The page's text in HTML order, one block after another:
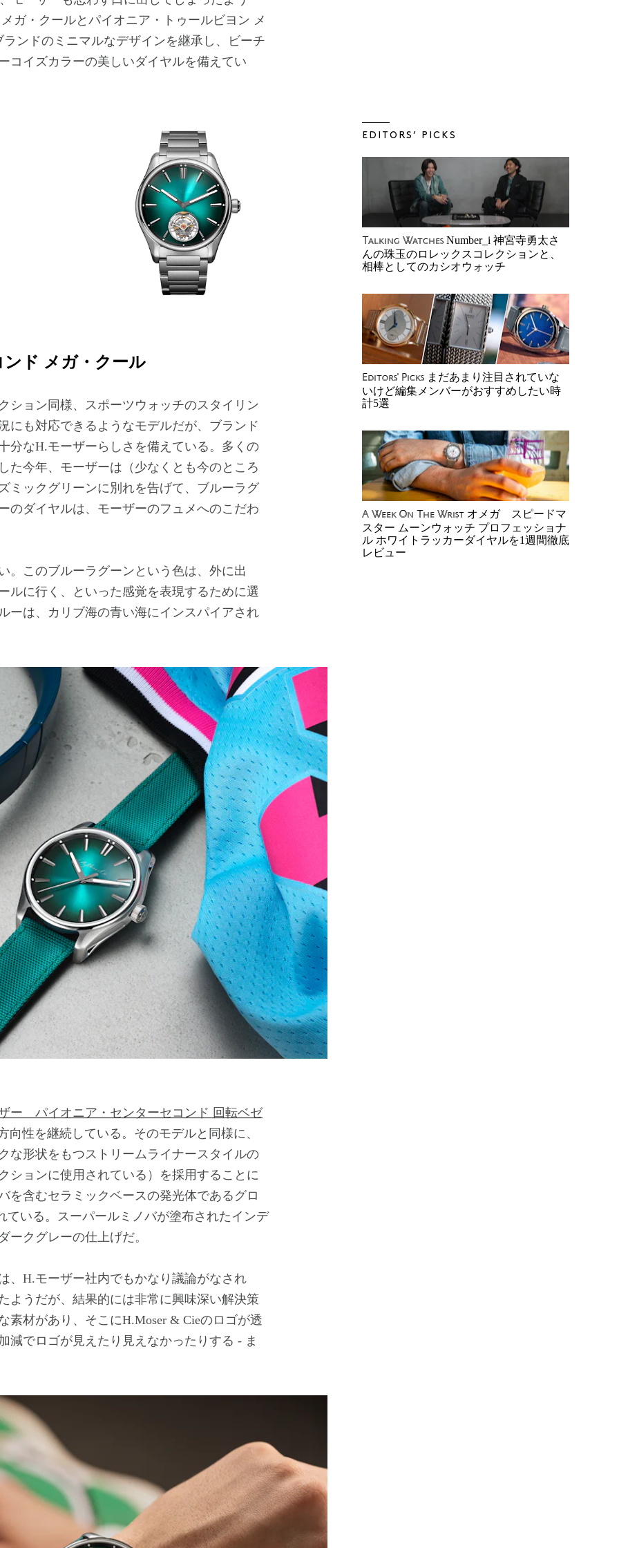
EDITORS’ PICKS
Talking Watches Number_i 神宮寺勇太さ
んの珠玉のロレックスコレクションと、
相棒としてのカシオウォッチ
Editors' Picks まだあまり注目されていな
いけど編集メンバーがおすすめしたい時
計5選
A Week On The Wrist オメガ スピードマ
スター ムーンウォッチ プロフェッショナ
ル ホワイトラッカーダイヤルを1週間徹底
レビュー
ガ・クールとパイオニア・トゥールビヨン メ
ンドのミニマルなデザインを継承し、ビーチ
コイズカラーの美しいダイヤルを備えてい
ド メガ・クール
ョン同様、スポーツウォッチのスタイリン
にも対応できるようなモデルだが、ブランド
分なH.モーザーらしさを備えている。多くの
た今年、モーザーは（少なくとも今のところ
ミックグリーンに別れを告げて、ブルーラグ
のダイヤルは、モーザーのフュメへのこだわ
このブルーラグーンという色は、外に出
ルに行く、といった感覚を表現するために選
ーは、カリブ海の青い海にインスパイアされ
ー パイオニア・センターセコンド 回転ベゼ
向性を継続している。そのモデルと同様に、
な形状をもつストリームライナースタイルの
ションに使用されている）を採用することに
を含むセラミックベースの発光体であるグロ
いる。スーパールミノバが塗布されたインデ
ークグレーの仕上げだ。
H.モーザー社内でもかなり議論がなされ
ようだが、結果的には非常に興味深い解決策
素材があり、そこにH.Moser & Cieのロゴが透
減でロゴが見えたり見えなかったりする - ま